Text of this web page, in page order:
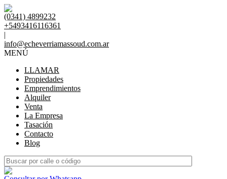
(0341) 4899232
+5493416116361
|
info@echeverriamassoud.com.ar
MENÚ
LLAMAR
Propiedades
Emprendimientos
Alquiler
Venta
La Empresa
Tasación
Contacto
Blog